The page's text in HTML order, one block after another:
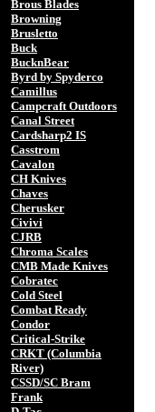
Brous Blades
Browning
Brusletto
Buck
BucknBear
Byrd by Spyderco
Camillus
Campcraft Outdoors
Canal Street
Cardsharp2 IS
Casstrom
Cavalon
CH Knives
Chaves
Cherusker
Civivi
CJRB
Chroma Scales
CMB Made Knives
Cobratec
Cold Steel
Combat Ready
Condor
Critical-Strike
CRKT (Columbia
River)
CSSD/SC Bram
Frank